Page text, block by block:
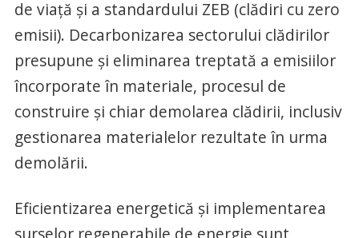
de viață și a standardului ZEB (clădiri cu zero
emisii). Decarbonizarea sectorului clădirilor
presupune și eliminarea treptată a emisiilor
încorporate în materiale, procesul de
construire și chiar demolarea clădirii, inclusiv
gestionarea materialelor rezultate în urma
demolării.
Eficientizarea energetică și implementarea
surselor regenerabile de energie sunt